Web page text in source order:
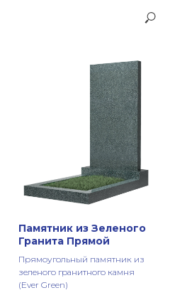
Памятник из Зеленого
Гранита Прямой
Прямоугольный памятник из
зеленого гранитного камня
(Ever Green)